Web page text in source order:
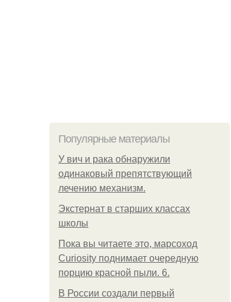
Популярные материалы
У вич и рака обнаружили
одинаковый препятствующий
лечению механизм.
Экстернат в старших классах
школы
Пока вы читаете это, марсоход
Curiosity поднимает очередную
порцию красной пыли. 6.
В России создали первый